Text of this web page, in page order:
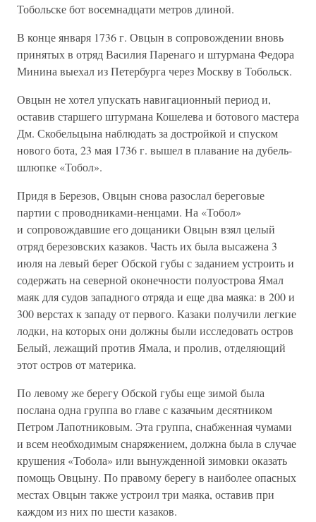
Тобольске бот восемнадцати метров длиной.
В конце января 1736 г. Овцын в сопровождении вновь
принятых в отряд Василия Паренаго и штурмана Федора
Минина выехал из Петербурга через Москву в Тобольск.
Овцын не хотел упускать навигационный период и,
оставив старшего штурмана Кошелева и ботового мастера
Дм. Скобельцына наблюдать за достройкой и спуском
нового бота, 23 мая 1736 г. вышел в плавание на дубель-
шлюпке «Тобол».
Придя в Березов, Овцын снова разослал береговые
партии с проводниками-ненцами. На «Тобол»
и сопровождавшие его дощаники Овцын взял целый
отряд березовских казаков. Часть их была высажена 3
июля на левый берег Обской губы с заданием устроить и
содержать на северной оконечности полуострова Ямал
маяк для судов западного отряда и еще два маяка: в 200 и
300 верстах к западу от первого. Казаки получили легкие
лодки, на которых они должны были исследовать остров
Белый, лежащий против Ямала, и пролив, отделяющий
этот остров от материка.
По левому же берегу Обской губы еще зимой была
послана одна группа во главе с казачьим десятником
Петром Лапотниковым. Эта группа, снабженная чумами
и всем необходимым снаряжением, должна была в случае
крушения «Тобола» или вынужденной зимовки оказать
помощь Овцыну. По правому берегу в наиболее опасных
местах Овцын также устроил три маяка, оставив при
каждом из них по шести казаков.